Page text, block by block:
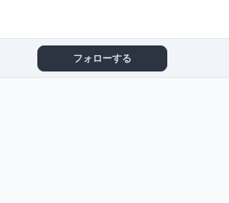
フォローする